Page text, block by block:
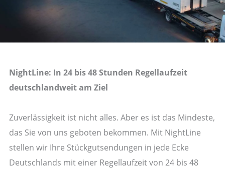
NightLine: In 24 bis 48 Stunden Regellaufzeit
deutschlandweit am Ziel
Zuverlässigkeit ist nicht alles. Aber es ist das Mindeste,
das Sie von uns geboten bekommen. Mit NightLine
stellen wir Ihre Stückgutsendungen in jede Ecke
Deutschlands mit einer Regellaufzeit von 24 bis 48